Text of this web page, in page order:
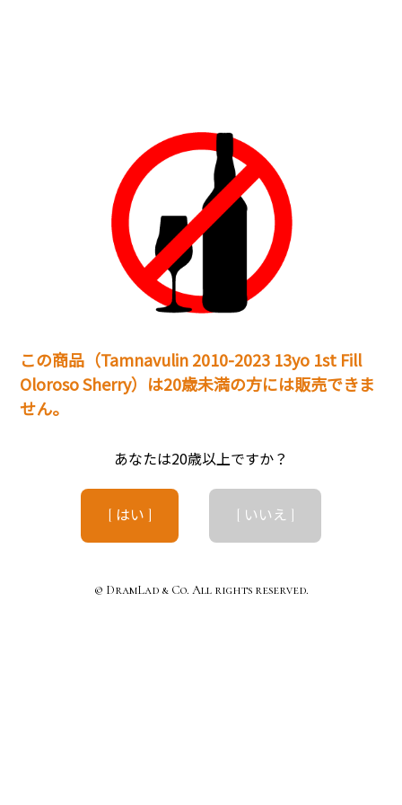
この商品（Tamnavulin 2010-2023 13yo 1st Fill
Oloroso Sherry）は20歳未満の方には販売できま
せん。
あなたは20歳以上ですか？
[ はい ] [ いいえ ]
© DramLad & Co. All rights reserved.